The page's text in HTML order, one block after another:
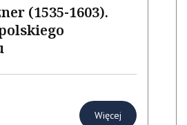
(1535-1603).
Więcej